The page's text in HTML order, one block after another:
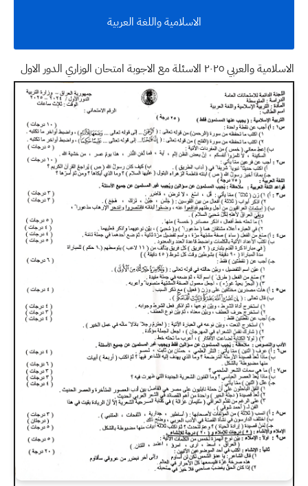
الاسلامية واللغة العربية
الاسلامية والعربي ٢٠٢٥ الاسئلة مع الاجوبة امتحان الوزاري الدور الاول